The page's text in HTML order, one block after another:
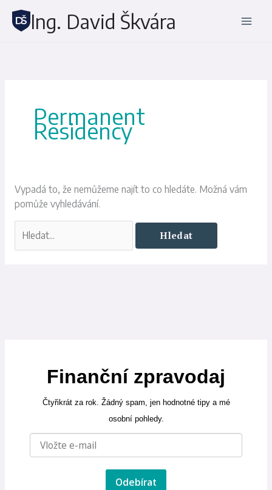
obsah
Ing. David Škvára
Permanent
Residency
Vypadá to, že nemůžeme najít to co hledáte. Možná vám
pomůže vyhledávání.
Finanční zpravodaj
Čtyřikrát za rok. Žádný spam, jen hodnotné tipy a mé
osobní pohledy.
Odebírat